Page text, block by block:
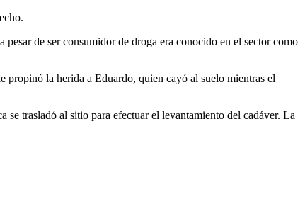
de ser consumidor de droga era conocido en el sector como
propinó la herida a Eduardo, quien cayó al suelo mientras el
trasladó al sitio para efectuar el levantamiento del cadáver. La